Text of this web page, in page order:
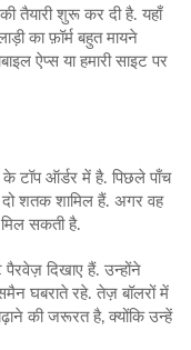
तैयारी शुरू कर दी है. यहाँ
का फ़ॉर्म बहुत मायने
ऐप्स या हमारी साइट पर
के टॉप ऑर्डर में है. पिछले पाँच
शतक शामिल हैं. अगर वह
मिल सकती है.
दिखाए हैं. उन्होंने
घबराते रहे. तेज़ बॉलरों में
की जरूरत है, क्योंकि उन्हें